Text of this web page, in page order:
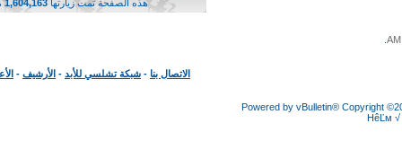
هذه الصفحة تمت زيارتها1,604,163مرة
الاتصال بنا- شبكة تشلسي للأبد -الأرشيف-الأعلى
Powered by vBulletin®